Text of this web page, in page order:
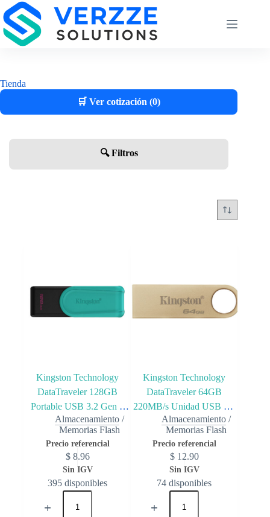
Tienda
🛒 Ver cotización (0)
🔍 Filtros
Kingston Technology
DataTraveler 128GB
Portable USB 3.2 Gen 1
Exodia S (Black/Turquoise)
Almacenamiento /
Memorias Flash
$8.96
395 disponibles
Kingston Technology
DataTraveler 64GB
220MB/s Unidad USB 3.2
Gen 1 Metálica SE9 G3
Almacenamiento /
Memorias Flash
$12.90
74 disponibles